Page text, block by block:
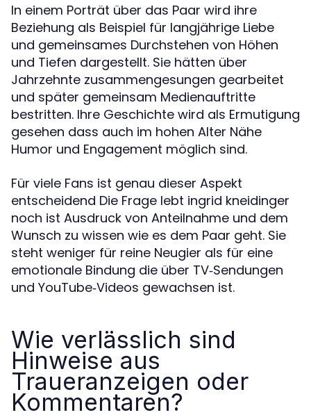
In einem Porträt über das Paar wird ihre
Beziehung als Beispiel für langjährige Liebe
und gemeinsames Durchstehen von Höhen
und Tiefen dargestellt. Sie hätten über
Jahrzehnte zusammengesungen gearbeitet
und später gemeinsam Medienauftritte
bestritten. Ihre Geschichte wird als Ermutigung
gesehen dass auch im hohen Alter Nähe
Humor und Engagement möglich sind.
Für viele Fans ist genau dieser Aspekt
entscheidend Die Frage lebt ingrid kneidinger
noch ist Ausdruck von Anteilnahme und dem
Wunsch zu wissen wie es dem Paar geht. Sie
steht weniger für reine Neugier als für eine
emotionale Bindung die über TV‑Sendungen
und YouTube‑Videos gewachsen ist.
Wie verlässlich sind
Hinweise aus
Traueranzeigen oder
Kommentaren?